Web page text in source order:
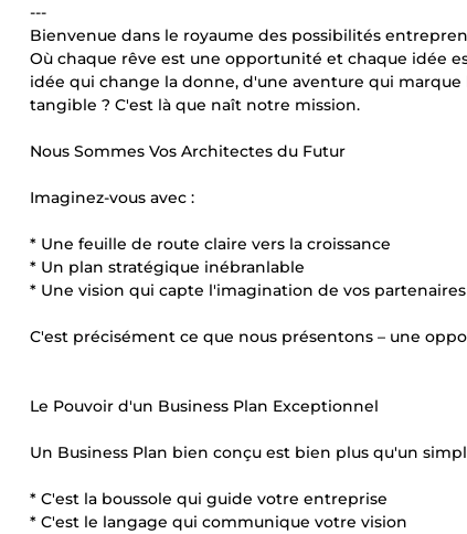
---
Bienvenue dans le royaume des possibilités
Où chaque rêve est une opportunité et chaque idée
idée qui change la donne, d'une aventure qui
tangible ? C'est là que naît notre mission.
Nous Sommes Vos Architectes du Futur
Imaginez-vous avec :
* Une feuille de route claire vers la croissance
* Un plan stratégique inébranlable
* Une vision qui capte l'imagination de vos
C'est précisément ce que nous présentons – une
Le Pouvoir d'un Business Plan Exceptionnel
Un Business Plan bien conçu est bien plus qu'un
* C'est la boussole qui guide votre entreprise
* C'est le langage qui communique votre vision